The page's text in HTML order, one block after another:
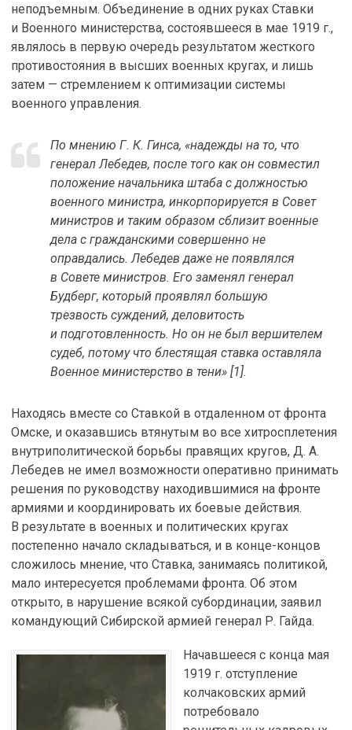
неподъемным. Объединение в одних руках Ставки
и Военного министерства, состоявшееся в мае 1919 г.,
являлось в первую очередь результатом жесткого
противостояния в высших военных кругах, и лишь
затем — стремлением к оптимизации системы
военного управления.
По мнению Г. К. Гинса, «надежды на то, что
генерал Лебедев, после того как он совместил
положение начальника штаба с должностью
военного министра, инкорпорируется в Совет
министров и таким образом сблизит военные
дела с гражданскими совершенно не
оправдались. Лебедев даже не появлялся
в Совете министров. Его заменял генерал
Будберг, который проявлял большую
трезвость суждений, деловитость
и подготовленность. Но он не был вершителем
судеб, потому что блестящая ставка оставляла
Военное министерство в тени» [1].
Находясь вместе со Ставкой в отдаленном от фронта
Омске, и оказавшись втянутым во все хитросплетения
внутриполитической борьбы правящих кругов, Д. А.
Лебедев не имел возможности оперативно принимать
решения по руководству находившимися на фронте
армиями и координировать их боевые действия.
В результате в военных и политических кругах
постепенно начало складываться, и в конце-концов
сложилось мнение, что Ставка, занимаясь политикой,
мало интересуется проблемами фронта. Об этом
открыто, в нарушение всякой субординации, заявил
командующий Сибирской армией генерал Р. Гайда.
Начавшееся с конца мая
1919 г. отступление
колчаковских армий
потребовало